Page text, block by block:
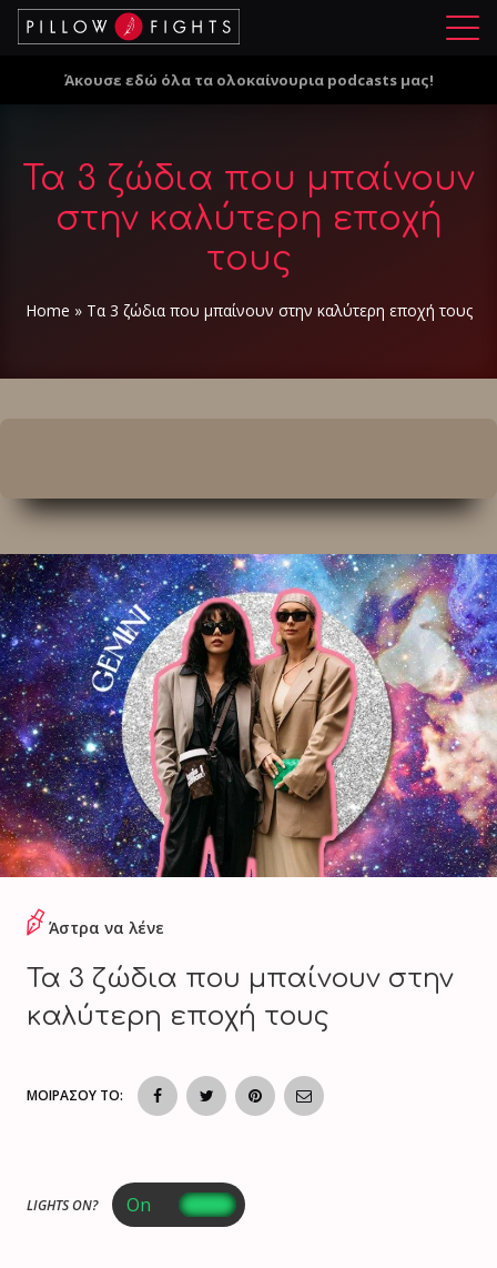
Μ
ο
Άκουσε εδώ όλα τα ολοκαίνουρια podcasts μας!
Τα 3 ζώδια που μπαίνουν
στην καλύτερη εποχή
τους
Home » Τα 3 ζώδια που μπαίνουν στην καλύτερη εποχή τους
Άστρα να λένε
Τα 3 ζώδια που μπαίνουν στην
καλύτερη εποχή τους
ΜΟΙΡΑΣΟΥ ΤΟ:
LIGHTS ON?